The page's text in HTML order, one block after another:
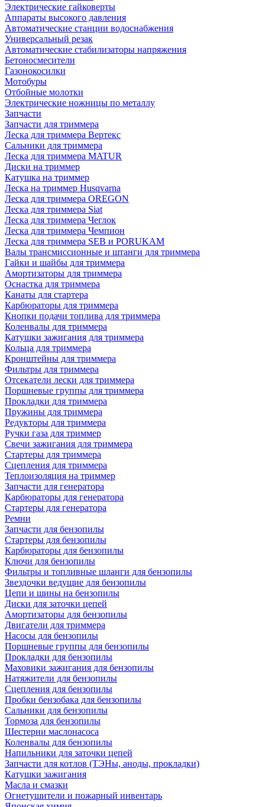
Электрические гайковерты
Аппараты высокого давления
Автоматические станции водоснабжения
Универсальный резак
Автоматические стабилизаторы напряжения
Бетоносмесители
Газонокосилки
Мотобуры
Отбойные молотки
Электрические ножницы по металлу
Запчасти
Запчасти для триммера
Леска для триммера Вертекс
Сальники для триммера
Леска для триммера MATUR
Диски на триммер
Катушка на триммер
Леска на триммер Husqvarna
Леска для триммера OREGON
Леска для триммера Siat
Леска для триммера Чеглок
Леска для триммера Чемпион
Леска для триммера SEB и PORUKAM
Валы трансмиссионные и штанги для триммера
Гайки и шайбы для триммера
Амортизаторы для триммера
Оснастка для триммера
Канаты для стартера
Карбюраторы для триммера
Кнопки подачи топлива для триммера
Коленвалы для триммера
Катушки зажигания для триммера
Кольца для триммера
Кронштейны для триммера
Фильтры для триммера
Отсекатели лески для триммера
Поршневые группы для триммера
Прокладки для триммера
Пружины для триммера
Редукторы для триммера
Ручки газа для триммер
Свечи зажигания для триммера
Стартеры для триммера
Сцепления для триммера
Теплоизоляция на триммер
Запчасти для генератора
Карбюраторы для генератора
Стартеры для генератора
Ремни
Запчасти для бензопилы
Стартеры для бензопилы
Карбюраторы для бензопилы
Ключи для бензопилы
Фильтры и топливные шланги для бензопилы
Звездочки ведущие для бензопилы
Цепи и шины на бензопилы
Диски для заточки цепей
Амортизаторы для бензопилы
Двигатели для триммера
Насосы для бензопилы
Поршневые группы для бензопилы
Прокладки для бензопилы
Маховики зажигания для бензопилы
Натяжители для бензопилы
Сцепления для бензопилы
Пробки бензобака для бензопилы
Сальники для бензопилы
Тормоза для бензопилы
Шестерни маслонасоса
Коленвалы для бензопилы
Напильники для заточки цепей
Запчасти для котлов (ТЭНы, аноды, прокладки)
Катушки зажигания
Масла и смазки
Огнетушители и пожарный инвентарь